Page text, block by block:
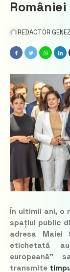
României
REDACTOR
În ultimii ani, o
spațiul public
adresa Maiei
etichetată
europeană”
transmite